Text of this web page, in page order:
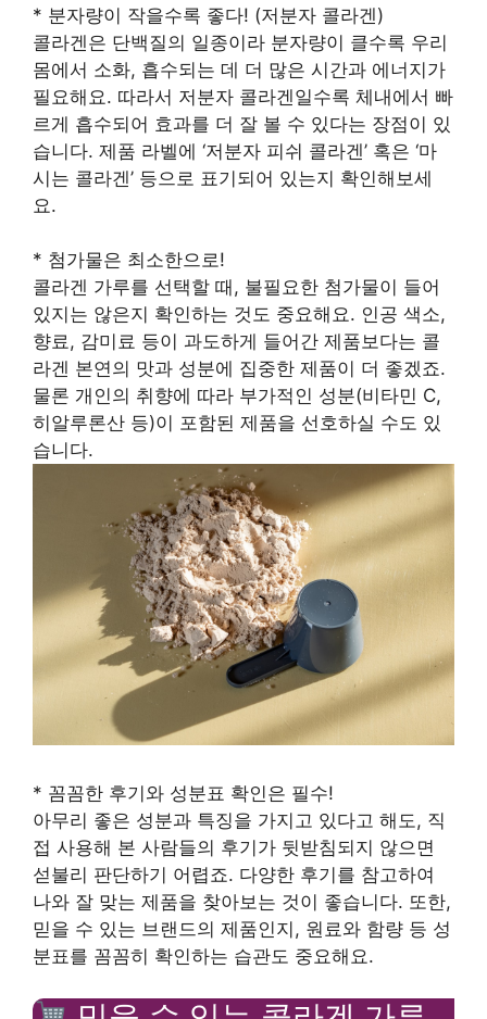
* 분자량이 작을수록 좋다! (저분자 콜라겐)
콜라겐은 단백질의 일종이라 분자량이 클수록 우리
몸에서 소화, 흡수되는 데 더 많은 시간과 에너지가
필요해요. 따라서 저분자 콜라겐일수록 체내에서 빠
르게 흡수되어 효과를 더 잘 볼 수 있다는 장점이 있
습니다. 제품 라벨에 ‘저분자 피쉬 콜라겐’ 혹은 ‘마
시는 콜라겐’ 등으로 표기되어 있는지 확인해보세
요.
* 첨가물은 최소한으로!
콜라겐 가루를 선택할 때, 불필요한 첨가물이 들어
있지는 않은지 확인하는 것도 중요해요. 인공 색소,
향료, 감미료 등이 과도하게 들어간 제품보다는 콜
라겐 본연의 맛과 성분에 집중한 제품이 더 좋겠죠.
물론 개인의 취향에 따라 부가적인 성분(비타민 C,
히알루론산 등)이 포함된 제품을 선호하실 수도 있
습니다.
* 꼼꼼한 후기와 성분표 확인은 필수!
아무리 좋은 성분과 특징을 가지고 있다고 해도, 직
접 사용해 본 사람들의 후기가 뒷받침되지 않으면
섣불리 판단하기 어렵죠. 다양한 후기를 참고하여
나와 잘 맞는 제품을 찾아보는 것이 좋습니다. 또한,
믿을 수 있는 브랜드의 제품인지, 원료와 함량 등 성
분표를 꼼꼼히 확인하는 습관도 중요해요.